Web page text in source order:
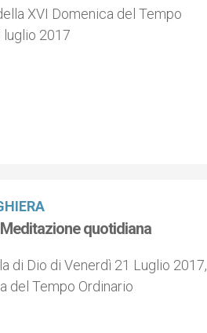
XVI Domenica del Tempo
luglio 2017
quotidiana
di Dio di Venerdì 21 Luglio 2017,
del Tempo Ordinario